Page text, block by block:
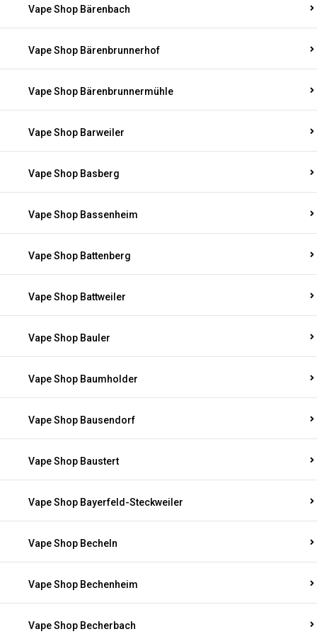
Vape Shop Bärenbach
Vape Shop Bärenbrunnerhof
Vape Shop Bärenbrunnermühle
Vape Shop Barweiler
Vape Shop Basberg
Vape Shop Bassenheim
Vape Shop Battenberg
Vape Shop Battweiler
Vape Shop Bauler
Vape Shop Baumholder
Vape Shop Bausendorf
Vape Shop Baustert
Vape Shop Bayerfeld-Steckweiler
Vape Shop Becheln
Vape Shop Bechenheim
Vape Shop Becherbach